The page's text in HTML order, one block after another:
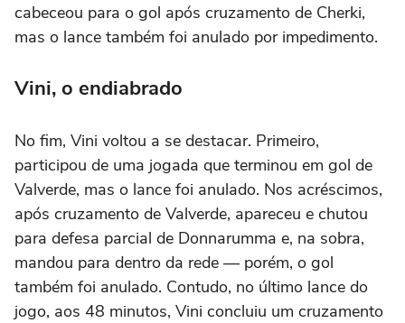
cabeceou para o gol após cruzamento de Cherki,
mas o lance também foi anulado por impedimento.
Vini, o endiabrado
No fim, Vini voltou a se destacar. Primeiro,
participou de uma jogada que terminou em gol de
Valverde, mas o lance foi anulado. Nos acréscimos,
após cruzamento de Valverde, apareceu e chutou
para defesa parcial de Donnarumma e, na sobra,
mandou para dentro da rede — porém, o gol
também foi anulado. Contudo, no último lance do
jogo, aos 48 minutos, Vini concluiu um cruzamento